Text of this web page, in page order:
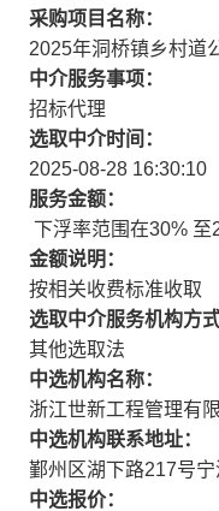
采购项目名称：
2025年洞桥镇乡村道
中介服务事项：
招标代理
选取中介时间：
2025-08-28 16:30:10
服务金额：
下浮率范围在30% 至
金额说明：
按相关收费标准收取
选取中介服务机构方式
其他选取法
中选机构名称：
浙江世新工程管理有
中选机构联系地址：
鄞州区湖下路217号
中选报价：